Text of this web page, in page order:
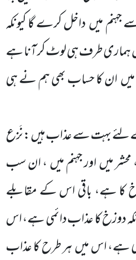
جہنم میںداخل کرے گا کیونکہ
ہماری طرف ہی لوٹ کر آنا ہے
ان کا حساب بھی ہم نے ہی
لئے بہت سے عذاب ہیں : نَزع
میںاور جہنم میں، ان سب
کا ہے، باقی اس کے مقابلے
دوزخ کا عذاب دائمی ہے، اس
ہے، اس میںہر طرح کا عذاب